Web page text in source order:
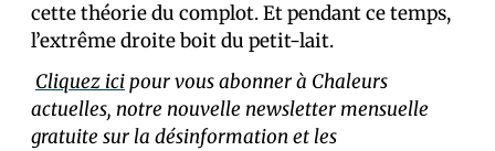
cette théorie du complot. Et pendant ce temps,
l’extrême droite boit du petit-lait.
Cliquez icipour vous abonner à Chaleurs
actuelles, notre nouvelle newsletter mensuelle
gratuite sur la désinformation et les